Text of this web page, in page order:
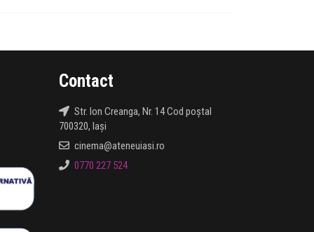
Contact
Str. Ion Creanga, Nr. 14 Cod poștal
700320, Iași
cinema@ateneuiasi.ro
0770 227 524